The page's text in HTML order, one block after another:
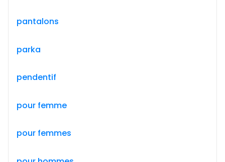
pantalons
parka
pendentif
pour femme
pour femmes